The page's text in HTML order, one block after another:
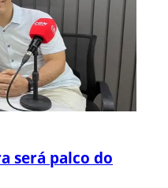
será palco do